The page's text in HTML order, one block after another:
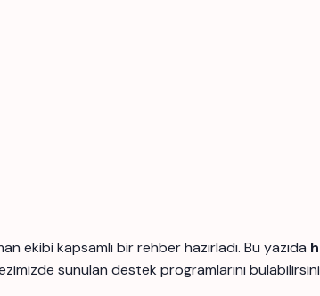
ekibi kapsamlı bir rehber hazırladı. Bu yazıda
sunulan destek programlarını